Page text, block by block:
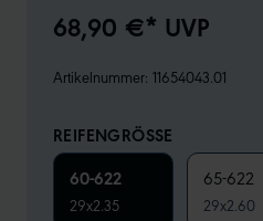
68,90 €* UVP
Artikelnummer: 11654043.01
REIFENGRÖSSE
60-622
29x2.35
65-622
29x2.60